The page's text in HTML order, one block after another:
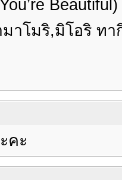
าโมริ,มิโอริ ทา
คะ